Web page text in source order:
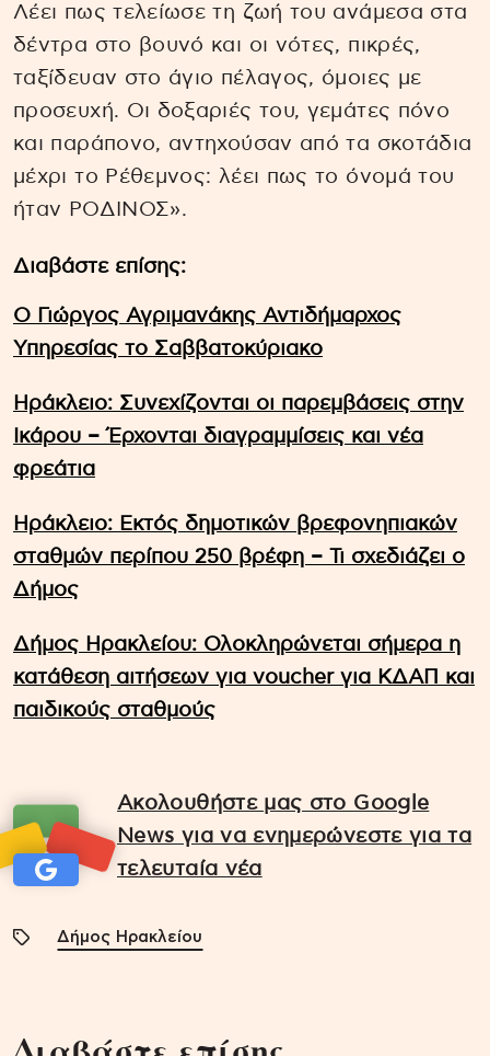
Λέει πως τελείωσε τη ζωή του ανάμεσα στα
δέντρα στο βουνό και οι νότες, πικρές,
ταξίδευαν στο άγιο πέλαγος, όμοιες με
προσευχή. Οι δοξαριές του, γεμάτες πόνο
και παράπονο, αντηχούσαν από τα σκοτάδια
μέχρι το Ρέθεμνος: λέει πως το όνομά του
ήταν ΡΟΔΙΝΟΣ».
Διαβάστε επίσης:
Ο Γιώργος Αγριμανάκης Αντιδήμαρχος
Υπηρεσίας το Σαββατοκύριακο
Ηράκλειο: Συνεχίζονται οι παρεμβάσεις στην
Ικάρου – Έρχονται διαγραμμίσεις και νέα
φρεάτια
Ηράκλειο: Εκτός δημοτικών βρεφονηπιακών
σταθμών περίπου 250 βρέφη – Τι σχεδιάζει ο
Δήμος
Δήμος Ηρακλείου: Ολοκληρώνεται σήμερα η
κατάθεση αιτήσεων για voucher για ΚΔΑΠ και
παιδικούς σταθμούς
Ακολουθήστε μας στο Google
News για να ενημερώνεστε για τα
τελευταία νέα
Δήμος Ηρακλείου